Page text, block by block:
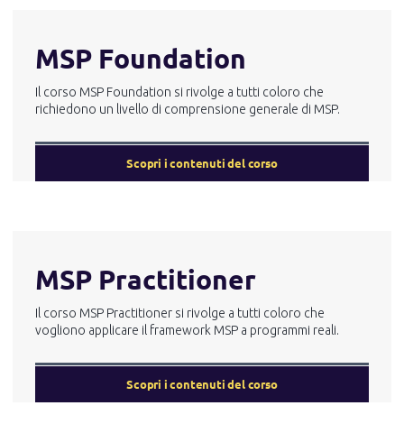
MSP Foundation
Il corso MSP Foundation si rivolge a tutti coloro che
richiedono un livello di comprensione generale di MSP.
Scopri i contenuti del corso
MSP Practitioner
Il corso MSP Practitioner si rivolge a tutti coloro che
vogliono applicare il framework MSP a programmi reali.
Scopri i contenuti del corso